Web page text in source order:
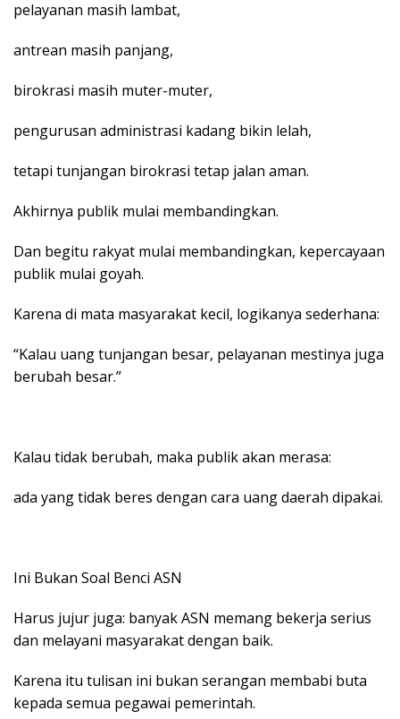
pelayanan masih lambat,
antrean masih panjang,
birokrasi masih muter-muter,
pengurusan administrasi kadang bikin lelah,
tetapi tunjangan birokrasi tetap jalan aman.
Akhirnya publik mulai membandingkan.
Dan begitu rakyat mulai membandingkan, kepercayaan
publik mulai goyah.
Karena di mata masyarakat kecil, logikanya sederhana:
“Kalau uang tunjangan besar, pelayanan mestinya juga
berubah besar.”
Kalau tidak berubah, maka publik akan merasa:
ada yang tidak beres dengan cara uang daerah dipakai.
Ini Bukan Soal Benci ASN
Harus jujur juga: banyak ASN memang bekerja serius
dan melayani masyarakat dengan baik.
Karena itu tulisan ini bukan serangan membabi buta
kepada semua pegawai pemerintah.